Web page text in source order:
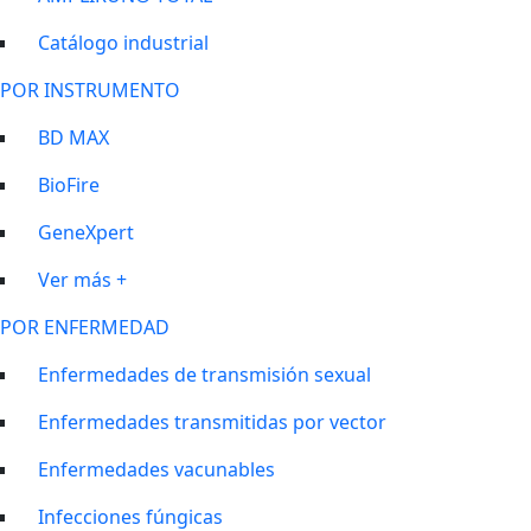
Catálogo industrial
POR INSTRUMENTO
BD MAX
BioFire
GeneXpert
Ver más +
POR ENFERMEDAD
Enfermedades de transmisión sexual
Enfermedades transmitidas por vector
Enfermedades vacunables
Infecciones fúngicas